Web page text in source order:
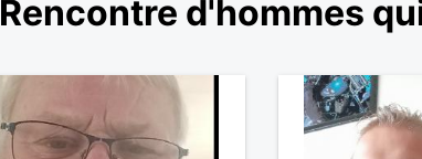
Rencontre d'hommes